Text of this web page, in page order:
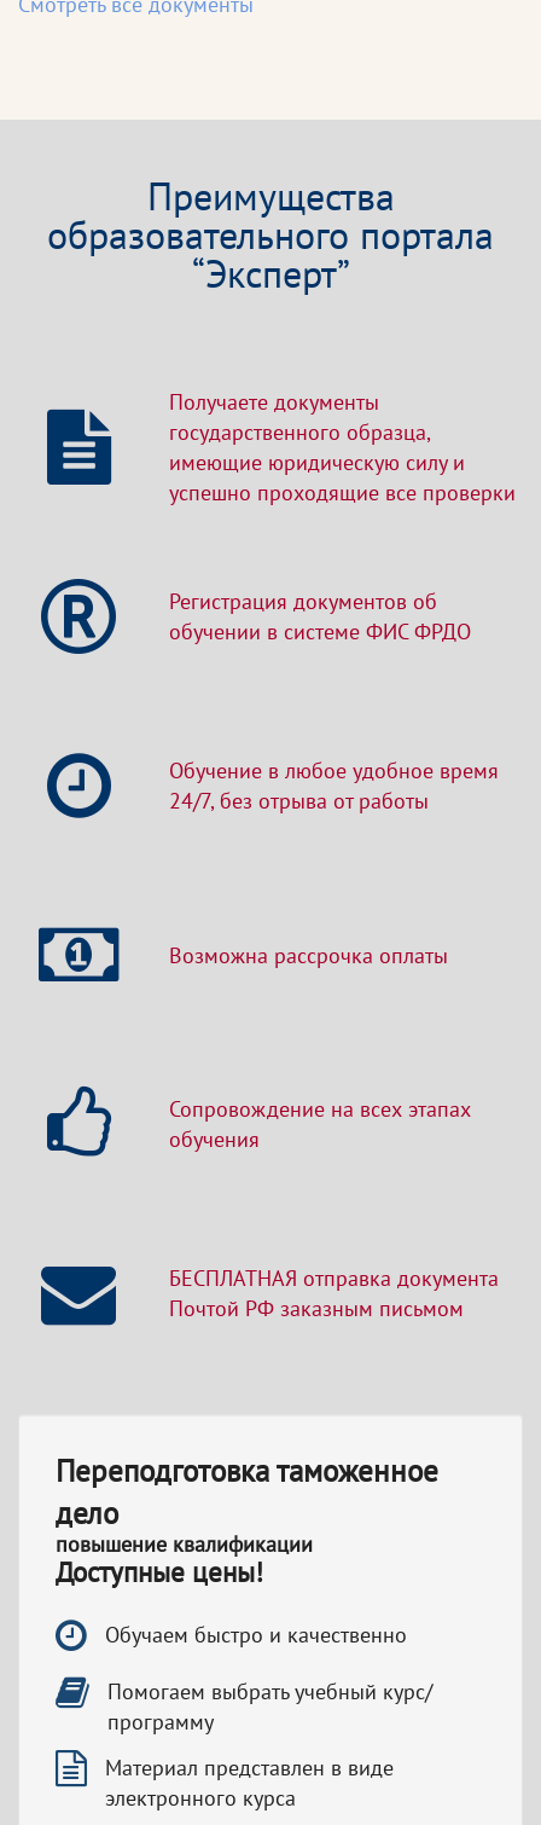
Преимущества
образовательного портала
“Эксперт”
Получаете документы
государственного образца,
имеющие юридическую силу и
успешно проходящие все проверки
Регистрация документов об
обучении в системе ФИС ФРДО
Обучение в любое удобное время
24/7, без отрыва от работы
Возможна рассрочка оплаты
Сопровождение на всех этапах
обучения
БЕСПЛАТНАЯ отправка документа
Почтой РФ заказным письмом
Переподготовка таможенное
дело
повышение квалификации
Доступные цены!
Обучаем быстро и качественно
Помогаем выбрать учебный курс/
программу
Материал представлен в виде
электронного курса